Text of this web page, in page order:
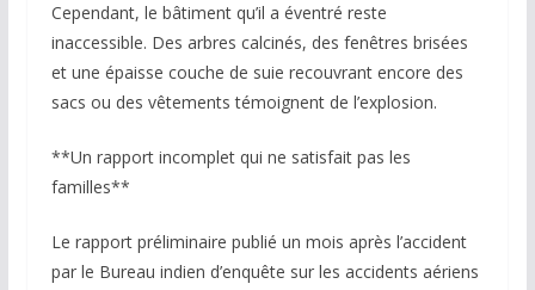
Cependant, le bâtiment qu’il a éventré reste
inaccessible. Des arbres calcinés, des fenêtres brisées
et une épaisse couche de suie recouvrant encore des
sacs ou des vêtements témoignent de l’explosion.
**Un rapport incomplet qui ne satisfait pas les
familles**
Le rapport préliminaire publié un mois après l’accident
par le Bureau indien d’enquête sur les accidents aériens